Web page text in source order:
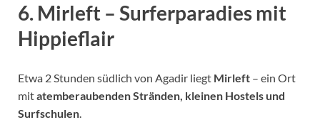
6. Mirleft – Surferparadies mit
Hippieflair
Etwa 2 Stunden südlich von Agadir liegt Mirleft – ein Ort
mitatemberaubenden Stränden, kleinen Hostels und
Surfschulen.